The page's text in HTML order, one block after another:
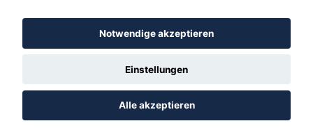
Notwendige akzeptieren
Einstellungen
Alle akzeptieren